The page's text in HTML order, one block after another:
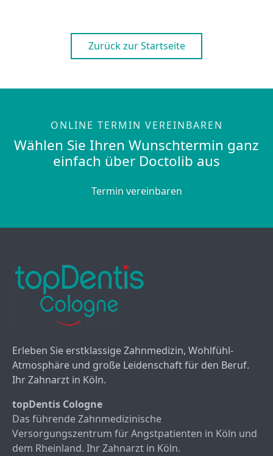
Zurück zur Startseite
ONLINE TERMIN VEREINBAREN
Wählen Sie Ihren Wunschtermin ganz
einfach über Doctolib aus
Termin vereinbaren
Erleben Sie erstklassige Zahnmedizin, Wohlfühl-
Atmosphäre und große Leidenschaft für den Beruf.
Ihr Zahnarzt in Köln.
topDentis Cologne
Das führende Zahnmedizinische
Versorgungszentrum für Angstpatienten in Köln und
dem Rheinland. Ihr Zahnarzt in Köln.